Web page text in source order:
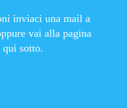
inviaci una mail a
vai alla pagina
qui sotto.